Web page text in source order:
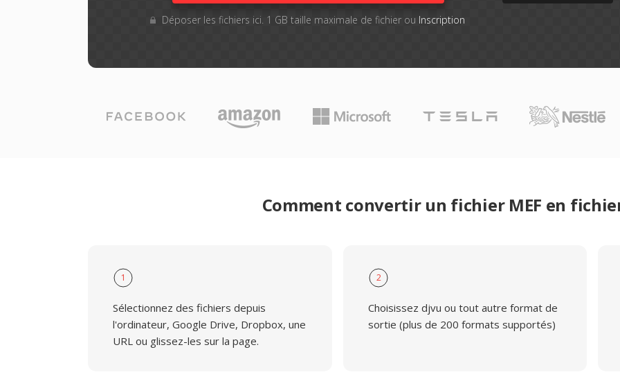
Déposer les fichiers ici. 1 GB taille maximale de fichier ou Inscription
Comment convertir un fichier MEF en
1
Sélectionnez des fichiers depuis
l'ordinateur, Google Drive, Dropbox, une
URL ou glissez-les sur la page.
2
Choisissez djvu ou tout autre format de
sortie (plus de 200 formats supportés)